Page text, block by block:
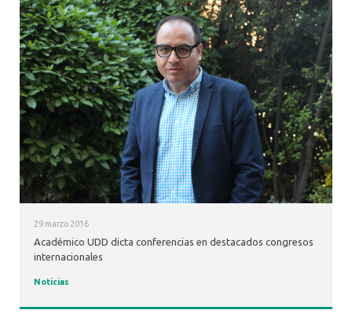
29 marzo 2016
Académico UDD dicta conferencias en destacados congresos
internacionales
Noticias